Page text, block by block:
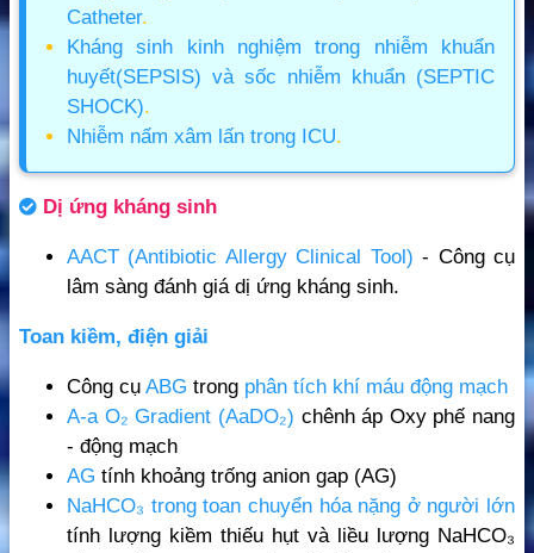
Catheter.
Kháng sinh kinh nghiệm trong nhiễm khuẩn
huyết(SEPSIS) và sốc nhiễm khuẩn (SEPTIC
SHOCK).
Nhiễm nấm xâm lấn trong ICU.
Dị ứng kháng sinh
AACT (Antibiotic Allergy Clinical Tool) - Công cụ
lâm sàng đánh giá dị ứng kháng sinh.
Toan kiềm, điện giải
Công cụ ABG trong phân tích khí máu động mạch
A-a O₂ Gradient (AaDO₂) chênh áp Oxy phế nang
- động mạch
AG tính khoảng trống anion gap (AG)
NaHCO₃ trong toan chuyển hóa nặng ở người lớn
tính lượng kiềm thiếu hụt và liều lượng NaHCO₃